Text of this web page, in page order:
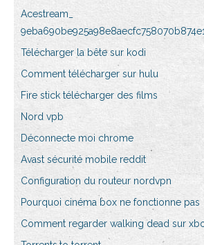
Acestream_
Télécharger la bête sur kodi
Comment télécharger sur hulu
Fire stick télécharger des films
Nord vpb
Déconnecte moi chrome
Avast sécurité mobile reddit
Configuration du routeur nordvpn
Pourquoi cinéma box ne fonctionne pas
Comment regarder walking dead sur